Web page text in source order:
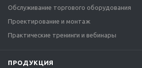
Обслуживание торгового оборудования
Проектирование и монтаж
Практические тренинги и вебинары
ПРОДУКЦИЯ